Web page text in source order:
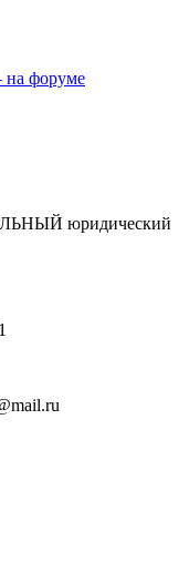
на форуме
юридический